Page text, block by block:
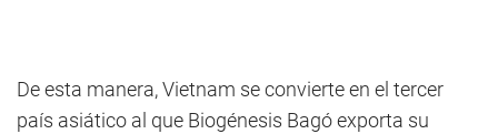
De esta manera, Vietnam se convierte en el tercer
país asiático al que Biogénesis Bagó exporta su